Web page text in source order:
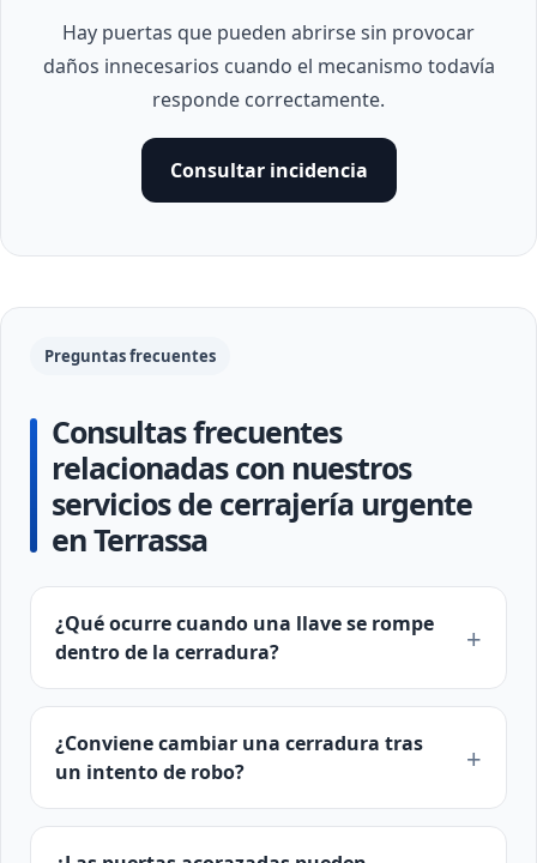
Hay puertas que pueden abrirse sin provocar
daños innecesarios cuando el mecanismo todavía
responde correctamente.
Consultar incidencia
Preguntas frecuentes
Consultas frecuentes
relacionadas con nuestros
servicios de cerrajería urgente
en Terrassa
¿Qué ocurre cuando una llave se rompe
dentro de la cerradura?
¿Conviene cambiar una cerradura tras
un intento de robo?